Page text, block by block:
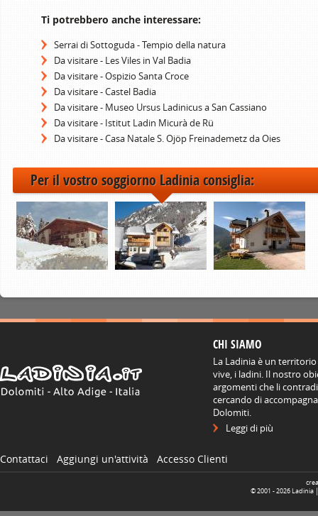
Ti potrebbero anche interessare:
Serrai di Sottoguda - Tempio della natura
Da visitare - Les Viles in Val Badia
Da visitare - Ospizio Santa Croce
Da visitare - Castel Badia
Da visitare - Museo Ursus Ladinicus a San Cassiano
Da visitare - Istitut Ladin Micurà de Rü
Da visitare - Casa Natale S. Ojöp Freinademetz da Oies
Per il vostro soggiorno Ladinia consiglia:
CHI SIAMO
La Ladinia è un
vive, i ladini. Il nostro
argomenti che li
cercando di
Dolomiti.
Leggi di più
Contattaci Aggiungi un'attività Accesso Clienti
© 2001 -2026 Ladinia